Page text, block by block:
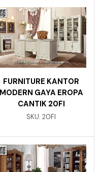
FURNITURE KANTOR
MODERN GAYA EROPA
CANTIK 20FI
SKU:20FI